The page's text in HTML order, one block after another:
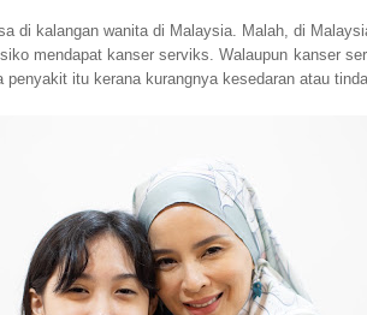
di kalangan wanita di Malaysia. Malah, di
mendapat kanser serviks. Walaupun kanser
itu kerana kurangnya kesedaran atau